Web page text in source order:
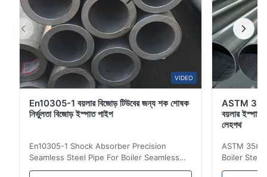
VIDEO
En10305-1 বয়লার বিজোড় টিউবের জন্য শক শোষক
নির্ভুলতা বিজোড় ইস্পাত পাইপ
En10305-1 Shock Absorber Precision
Seamless Steel Pipe For Boiler Seamless
Tube Seamless Precision steel tubes To be
ASTM 35#
বয়লার ইস্পাত
লেহগথ
ASTM 35#
Boiler Steel
Lehgth Its